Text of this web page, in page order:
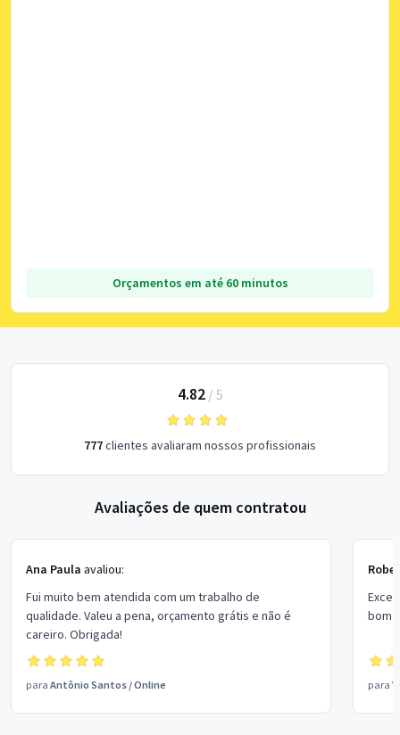
Orçamentos em até 60 minutos
4.82/ 5
777clientes avaliaram nossos profissionais
Avaliações de quem contratou
Ana Paula avaliou:
Fui muito bem atendida com um trabalho de
qualidade. Valeu a pena, orçamento grátis e não é
careiro. Obrigada!
para Antônio Santos /Online
bom
para